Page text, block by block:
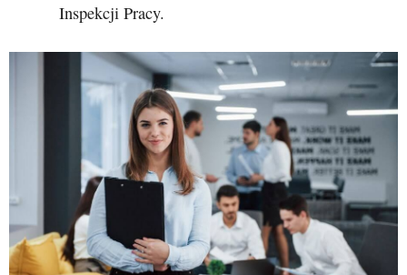
Inspekcji Pracy.